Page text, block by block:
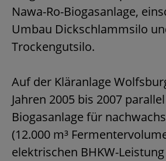
Nawa-Ro-Biogasanlage,
Umbau Dickschlammsilo
Trockengutsilo.
Auf der Kläranlage
Jahren 2005 bis 2007
Biogasanlage für
(12.000 m³
elektrischen BHKW-